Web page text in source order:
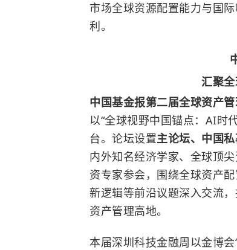
市场全球资源配置能力与国
利。
汇聚
中国基金报第二届全球资产
以“全球视野中国锚点：AI时
台。论坛设置主论坛、中国
内外知名经济学家、全球顶
资专家参会，围绕全球资产
新逻辑等前沿议题深入交流
资产管理高地。
本届深圳科技金融周以金博